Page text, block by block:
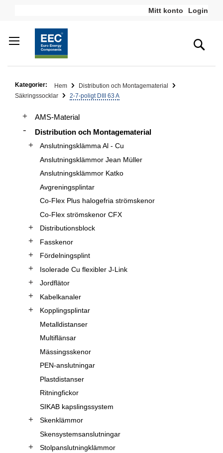
Mitt konto Login
Kategorier: Hem
Distribution och Montagematerial
Säkringssocklar
2-7-poligt DIII 63 A
AMS-Material
Distribution och Montagematerial
Anslutningsklämma Al - Cu
Anslutningsklämmor Jean Müller
Anslutningsklämmor Katko
Avgreningsplintar
Co-Flex Plus halogefria strömskenor
Co-Flex strömskenor CFX
Distributionsblock
Fasskenor
Fördelningsplint
Isolerade Cu flexibler J-Link
Jordflätor
Kabelkanaler
Kopplingsplintar
Metalldistanser
Multiflänsar
Mässingsskenor
PEN-anslutningar
Plastdistanser
Ritningfickor
SIKAB kapslingssystem
Skenklämmor
Skensystemsanslutningar
Stolpanslutningklämmor